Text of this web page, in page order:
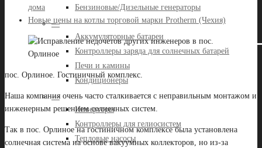
Бензиновые/Дизельные генераторы
—
Аккумуляторные батареи
Контроллеры заряда для солнечных батарей
Печи и камины
Кондиционеры
—
Инверторы
Контроллеры для гелиосистем
Тепловые насосы
дома
Новые цены на котлы торговой марки Protherm (Чехия)
пос. Орлиное. Гостиничный комплекс.
Наша компания очень часто сталкивается с неправильным монтажом и
инженерным решением солнечных систем.
Так в пос. Орлиное на гостиничном комплексе была установлена
солнечная система на основе вакуумных коллекторов, но из-за